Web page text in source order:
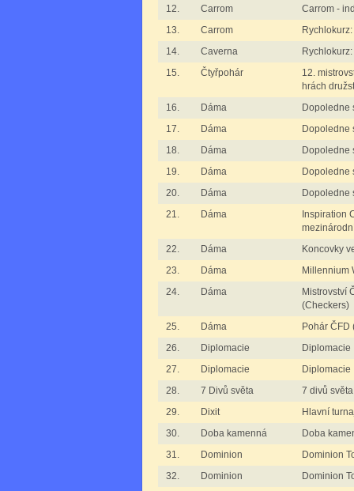
12.
Carrom
Carrom -
13.
Carrom
14.
Caverna
15.
Čtyřpohár
12.
hrách
16.
Dáma
Dopoledne
17.
Dáma
Dopoledne
18.
Dáma
Dopoledne
19.
Dáma
Dopoledne
20.
Dáma
Dopoledne
21.
Dáma
Inspiration
22.
Dáma
Koncovky
23.
Dáma
Millennium
24.
Dáma
Mistrovství
(Checkers)
25.
Dáma
Pohár
26.
Diplomacie
Diplomacie
27.
Diplomacie
Diplomacie
28.
7 Divů světa
7 divů světa
29.
Dixit
Hlavní
30.
Doba kamenná
Doba
31.
Dominion
Dominion
32.
Dominion
Dominion